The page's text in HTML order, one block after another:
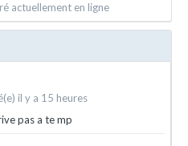
actuellement en ligne
il y a 15 heures
pas a te mp